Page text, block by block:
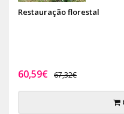
Restauração florestal
60,59€ 67,32€